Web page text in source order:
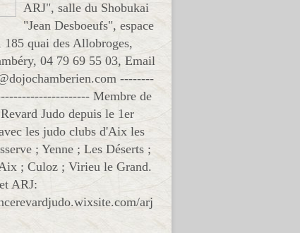
ARJ", salle du Shobukai
"Jean Desboeufs", espace
185 quai des Allobroges,
04 79 69 55 03, Email
--------
Membre de
Judo depuis le 1er
les judo clubs d'Aix les
; Yenne ; Les Déserts ;
; Culoz ; Virieu le Grand.
ARJ:
arj